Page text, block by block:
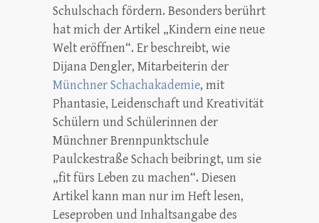
Schulschach fördern. Besonders berührt
hat mich der Artikel „Kindern eine neue
Welt eröffnen“. Er beschreibt, wie
Dijana Dengler, Mitarbeiterin der
Münchner Schachakademie, mit
Phantasie, Leidenschaft und Kreativität
Schülern und Schülerinnen der
Münchner Brennpunktschule
Paulckestraße Schach beibringt, um sie
„fit fürs Leben zu machen“. Diesen
Artikel kann man nur im Heft lesen,
Leseproben und Inhaltsangabe des